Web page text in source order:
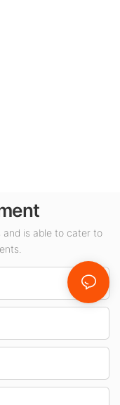
and is able to cater to